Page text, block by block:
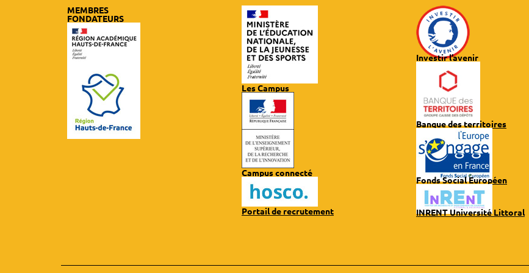
MEMBRES
FONDATEURS
Les Campus
Campus connecté
Portail de recrutement
Investir l’avenir
Banque des territoires
Fonds Social Européen
INRENT Université Littoral